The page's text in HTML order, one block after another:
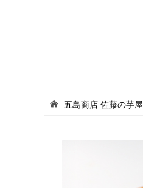
五島商店 佐藤の芋屋